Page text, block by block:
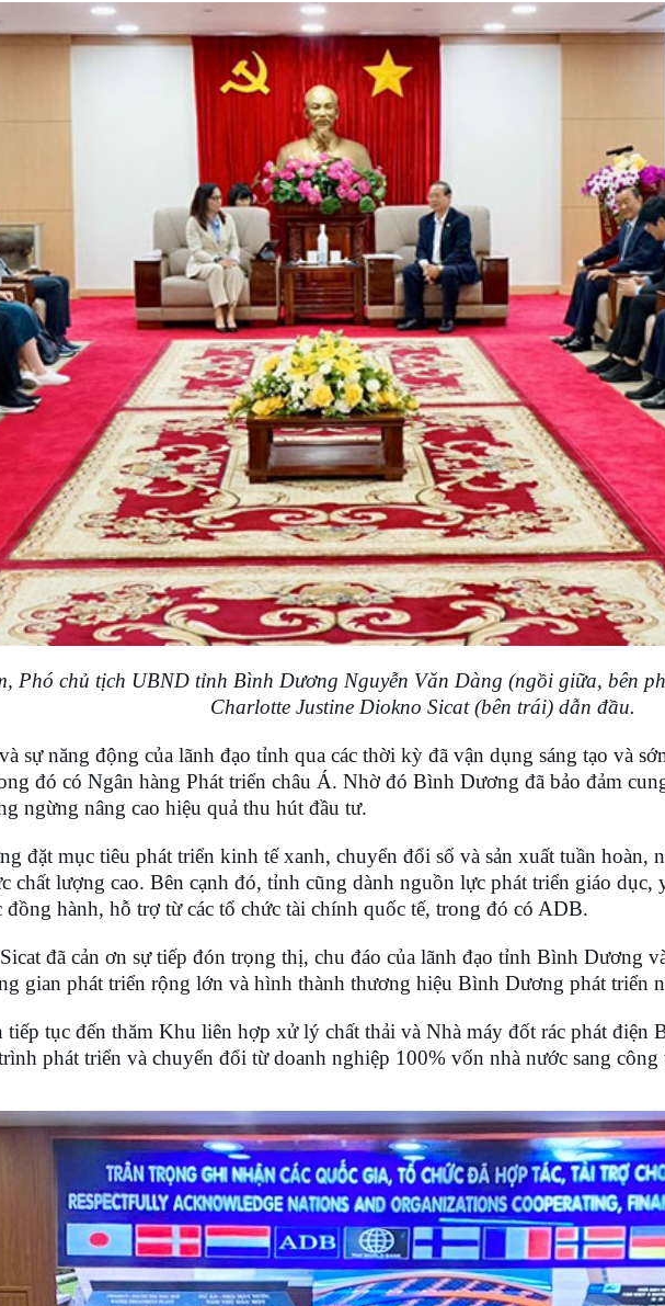
Phó chủ tịch UBND tỉnh Bình Dương Nguyễn Văn Dàng (ngồi giữa, bên
Charlotte Justine Diokno Sicat (bên trái) dẫn đầu.
sự năng động của lãnh đạo tỉnh qua các thời kỳ đã vận dụng sáng tạo và
đó có Ngân hàng Phát triển châu Á. Nhờ đó Bình Dương đã bảo đảm
ngừng nâng cao hiệu quả thu hút đầu tư.
đặt mục tiêu phát triển kinh tế xanh, chuyển đổi số và sản xuất tuần hoàn,
chất lượng cao. Bên cạnh đó, tỉnh cũng dành nguồn lực phát triển giáo
đồng hành, hỗ trợ từ các tổ chức tài chính quốc tế, trong đó có ADB.
đã cản ơn sự tiếp đón trọng thị, chu đáo của lãnh đạo tỉnh Bình Dương
gian phát triển rộng lớn và hình thành thương hiệu Bình Dương phát triển
tiếp tục đến thăm Khu liên hợp xử lý chất thải và Nhà máy đốt rác phát điện
phát triển và chuyển đổi từ doanh nghiệp 100% vốn nhà nước sang công